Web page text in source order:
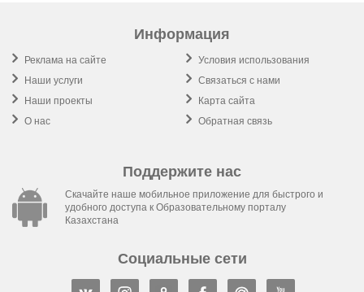
Информация
Реклама на сайте
Наши услуги
Наши проекты
О нас
Условия использования
Связаться с нами
Карта сайта
Обратная связь
Поддержите нас
Скачайте наше мобильное приложение для быстрого и
удобного доступа к Образовательному порталу
Казахстана
Социальные сети